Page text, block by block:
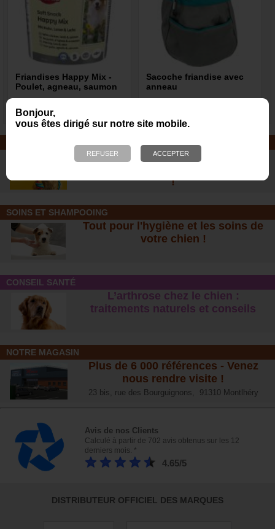
Bonjour,
vous êtes dirigé sur notre site mobile.
Friandises Happy Mix -
Poulet, agneau, saumon
7,30 €
Sacoche friandise avec
anneau
De nombreuses nouveautés pour
!
SOINS ET SHAMPOOING
Tout pour l'hygiène et les soins de
votre chien !
CONSEIL SANTÉ
L’arthrose chez le chien :
traitements naturels et conseil s
NOTRE MAGASIN
Plus de 6 000 références - Venez
nous rendre visite !
23 bis, rue des Bourguignons, 91310 Montlhéry
Avis de nos Clients
Calculé à partir de 702 avis obtenus sur les 12
derniers mois. *
4.65/5
DISTRIBUTEUR OFFICIEL DES MARQUES